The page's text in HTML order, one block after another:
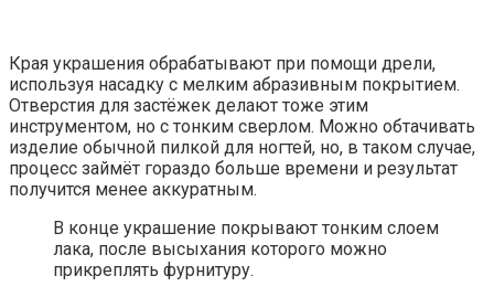
Края украшения обрабатывают при помощи дрели,
используя насадку с мелким абразивным покрытием.
Отверстия для застёжек делают тоже этим
инструментом, но с тонким сверлом. Можно обтачивать
изделие обычной пилкой для ногтей, но, в таком случае,
процесс займёт гораздо больше времени и результат
получится менее аккуратным.
В конце украшение покрывают тонким слоем
лака, после высыхания которого можно
прикреплять фурнитуру.